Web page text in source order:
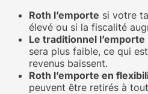
Roth l’emporte si votre
élevé ou si la fiscalité
Le traditionnel l’emporte
sera plus faible, ce qui
revenus baissent.
Roth l’emporte en
peuvent être retirés à